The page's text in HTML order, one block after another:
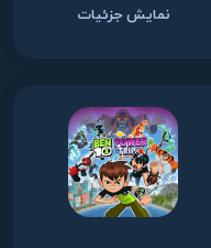
نمایش جزئیات